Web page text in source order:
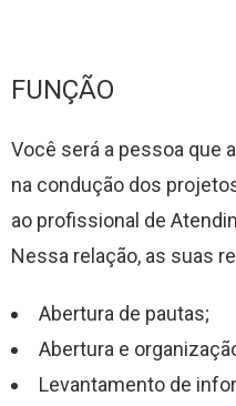
FUNÇÃO
Você será a pessoa que
na condução dos
ao profissional de
Nessa relação, as suas
Abertura de pautas;
Abertura e
Levantamento de